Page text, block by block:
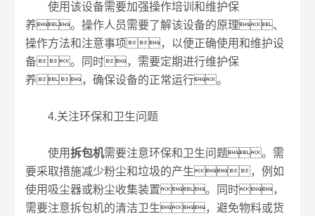
使用该设备需要加强操作培训和维护保
养。操作人员需要了解该设备的原理、
操作方法和注意事项，以便正确使用和维护设
备。同时，需要定期进行维护保
养，确保设备的正常运行。
4.关注环保和卫生问题
使用拆包机需要注意环保和卫生问题。需
要采取措施减少粉尘和垃圾的产生，例如
使用吸尘器或粉尘收集装置。同时，
需要注意拆包机的清洁卫生，避免物料或货